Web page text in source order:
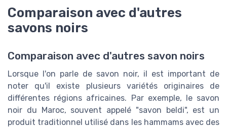
Comparaison avec d'autres
savons noirs
Comparaison avec d'autres savon noirs
Lorsque l'on parle de savon noir, il est important de
noter qu'il existe plusieurs variétés originaires de
différentes régions africaines. Par exemple, le savon
noir du Maroc, souvent appelé "savon beldi", est un
produit traditionnel utilisé dans les hammams avec des